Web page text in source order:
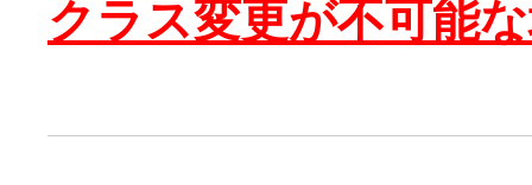
クラス変更が不可能